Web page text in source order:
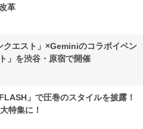
革
エスト」×Geminiのコラボイベン
」を渋谷・原宿で開催
」で圧巻のスタイルを披露！
特集に！